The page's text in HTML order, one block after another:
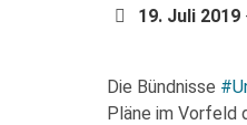
19. Juli 2019
Die Bündnisse
Pläne im Vorfeld